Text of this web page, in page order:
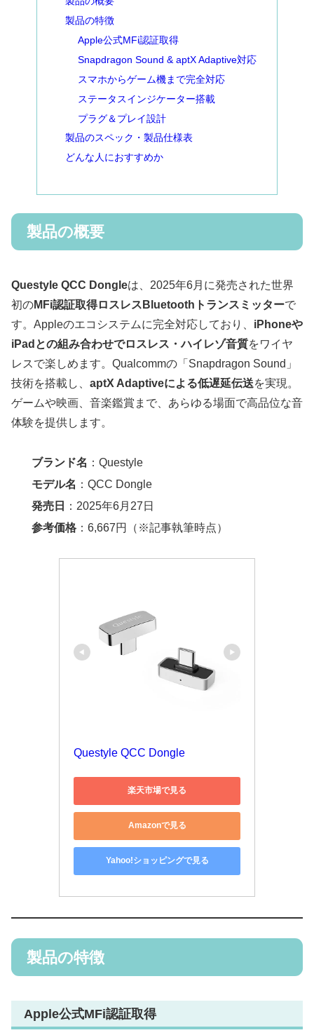
製品の特徴
Apple公式MFi認証取得
Snapdragon Sound & aptX Adaptive対応
スマホからゲーム機まで完全対応
ステータスインジケーター搭載
プラグ＆プレイ設計
製品のスペック・製品仕様表
どんな人におすすめか
製品の概要
Questyle QCC Dongleは、2025年6月に発売された世界
初のMFi認証取得ロスレスBluetoothトランスミッターで
す。Appleのエコシステムに完全対応しており、 iPhoneや
iPadとの組み合わせでロスレス・ハイレゾ音質をワイヤ
レスで楽しめます。Qualcommの「Snapdragon Sound」
技術を搭載し、 aptX Adaptiveによる低遅延伝送を実現。
ゲームや映画、音楽鑑賞まで、あらゆる場面で高品位な音
体験を提供します。
ブランド名 ：Questyle
モデル名 ：QCC Dongle
発売日
：2025年6月27日
参考価格 ：6,667円（※記事執筆時点）
Questyle QCC Dongle
楽天市場で見る
Amazonで見る
Yahoo!ショッピングで見る
製品の特徴
Apple公式MFi認証取得